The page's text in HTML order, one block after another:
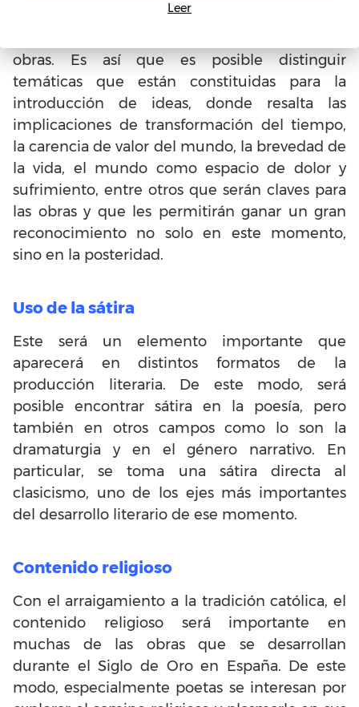
importante florecimiento de creación literaria,
obras. Es así que es posible distinguir
temáticas que están constituidas para la
introducción de ideas, donde resalta las
implicaciones de transformación del tiempo,
la carencia de valor del mundo, la brevedad de
la vida, el mundo como espacio de dolor y
sufrimiento, entre otros que serán claves para
las obras y que les permitirán ganar un gran
reconocimiento no solo en este momento,
sino en la posteridad.
Uso de la sátira
Este será un elemento importante que
aparecerá en distintos formatos de la
producción literaria. De este modo, será
posible encontrar sátira en la poesía, pero
también en otros campos como lo son la
dramaturgia y en el género narrativo. En
particular, se toma una sátira directa al
clasicismo, uno de los ejes más importantes
del desarrollo literario de ese momento.
Contenido religioso
Con el arraigamiento a la tradición católica, el
contenido religioso será importante en
muchas de las obras que se desarrollan
durante el Siglo de Oro en España. De este
modo, especialmente poetas se interesan por
Leer